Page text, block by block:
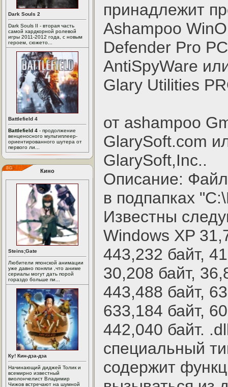
Dark Souls 2
Dark Souls II - вторая часть
самой хардкорной ролевой
игры 2011-2012 года, с новым
героем, сюжето...
Battlefield 4
Battlefield 4 - продолжение
венценосного мультиплеер-
ориентированного шутера от
первого ли...
Кино
Steins;Gate
Любители японской анимации
уже давно поняли ,что аниме
сериалы могут дать порой
гораздо больше пи...
Ку! Кин-дза-дза
Начинающий диджей Толик и
всемирно известный
виолончелист Владимир
Чижов встречают на шумной
принадлежит
Ashampoo
Defender Pro
AntiSpyWare
Glary Utilities
от ashampoo
GlarySoft.com
GlarySoft,Inc..
Описание:
в подпапках
Известны
Windows XP
443,232 байт,
30,208 байт,
443,488 байт,
633,184 байт,
442,040 байт.
специальный
содержит